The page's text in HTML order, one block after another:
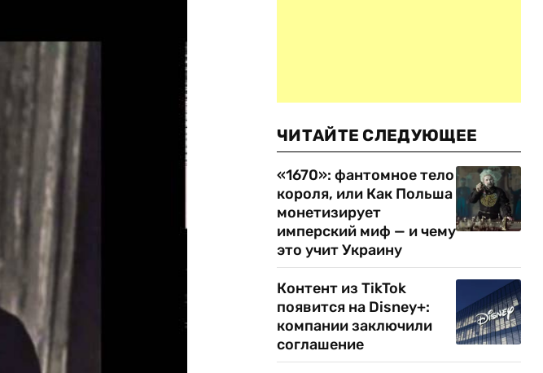
ЧИТАЙТЕ СЛЕДУЮЩЕЕ
«1670»: фантомное тело
короля, или Как Польша
монетизирует
имперский миф — и чему
это учит Украину
Контент из TikTok
появится на Disney+:
компании заключили
соглашение